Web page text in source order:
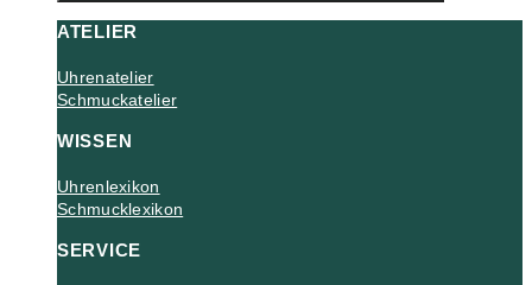
ATELIER
Uhrenatelier
Schmuckatelier
WISSEN
Uhrenlexikon
Schmucklexikon
SERVICE